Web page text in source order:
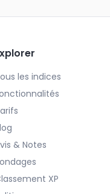
les indices
& Notes
XP